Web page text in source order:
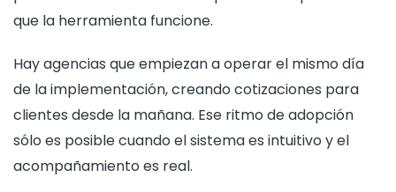
que la herramienta funcione.
Hay agencias que empiezan a operar el mismo día
de la implementación, creando cotizaciones para
clientes desde la mañana. Ese ritmo de adopción
sólo es posible cuando el sistema es intuitivo y el
acompañamiento es real.